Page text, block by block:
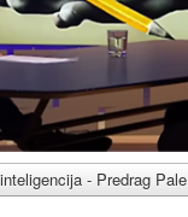
- Predrag Pale